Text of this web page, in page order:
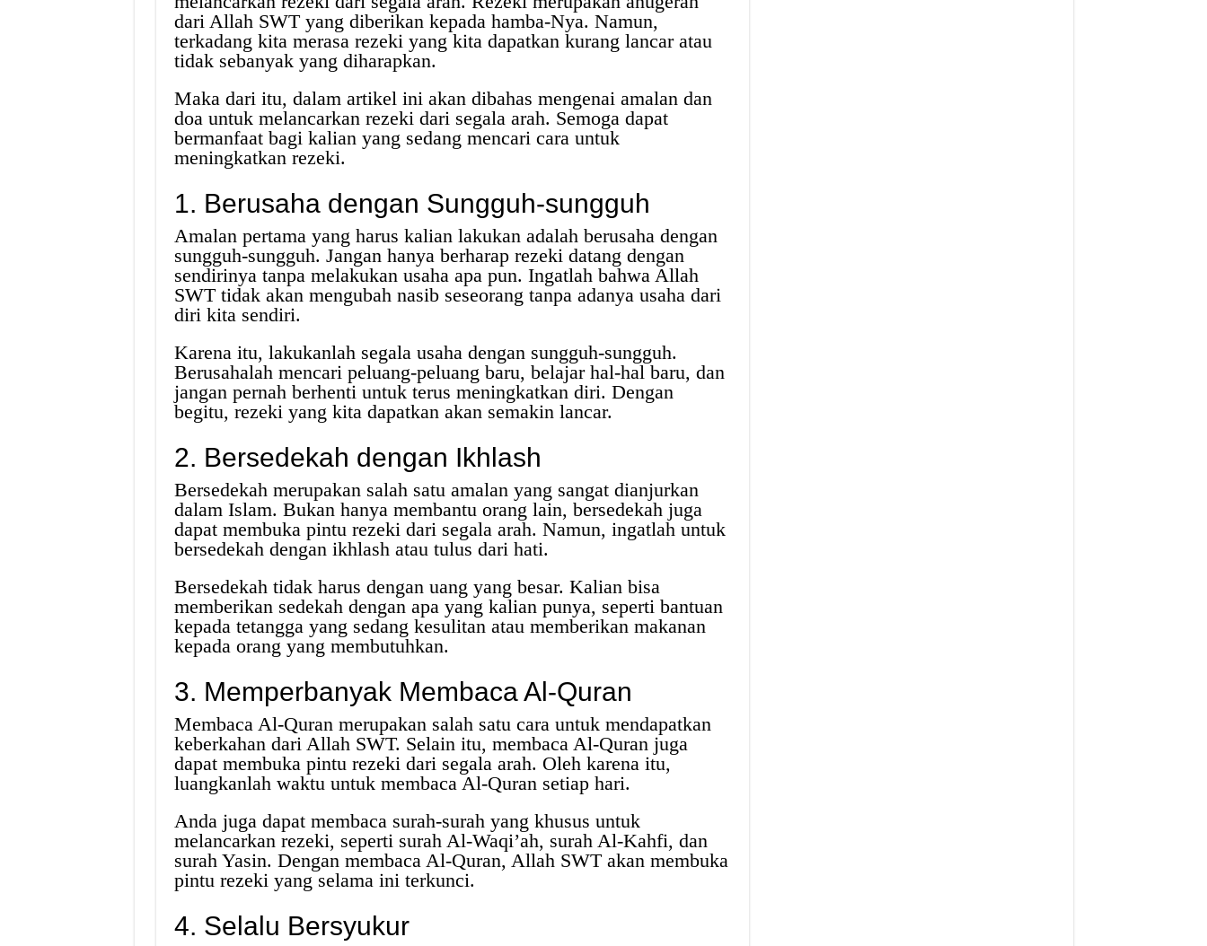
dari Allah SWT yang diberikan kepada hamba-Nya. Namun,
terkadang kita merasa rezeki yang kita dapatkan kurang lancar atau
tidak sebanyak yang diharapkan.
Maka dari itu, dalam artikel ini akan dibahas mengenai amalan dan
doa untuk melancarkan rezeki dari segala arah. Semoga dapat
bermanfaat bagi kalian yang sedang mencari cara untuk
meningkatkan rezeki.
1. Berusaha dengan Sungguh-sungguh
Amalan pertama yang harus kalian lakukan adalah berusaha dengan
sungguh-sungguh. Jangan hanya berharap rezeki datang dengan
sendirinya tanpa melakukan usaha apa pun. Ingatlah bahwa Allah
SWT tidak akan mengubah nasib seseorang tanpa adanya usaha dari
diri kita sendiri.
Karena itu, lakukanlah segala usaha dengan sungguh-sungguh.
Berusahalah mencari peluang-peluang baru, belajar hal-hal baru, dan
jangan pernah berhenti untuk terus meningkatkan diri. Dengan
begitu, rezeki yang kita dapatkan akan semakin lancar.
2. Bersedekah dengan Ikhlash
Bersedekah merupakan salah satu amalan yang sangat dianjurkan
dalam Islam. Bukan hanya membantu orang lain, bersedekah juga
dapat membuka pintu rezeki dari segala arah. Namun, ingatlah untuk
bersedekah dengan ikhlash atau tulus dari hati.
Bersedekah tidak harus dengan uang yang besar. Kalian bisa
memberikan sedekah dengan apa yang kalian punya, seperti bantuan
kepada tetangga yang sedang kesulitan atau memberikan makanan
kepada orang yang membutuhkan.
3. Memperbanyak Membaca Al-Quran
Membaca Al-Quran merupakan salah satu cara untuk mendapatkan
keberkahan dari Allah SWT. Selain itu, membaca Al-Quran juga
dapat membuka pintu rezeki dari segala arah. Oleh karena itu,
luangkanlah waktu untuk membaca Al-Quran setiap hari.
Anda juga dapat membaca surah-surah yang khusus untuk
melancarkan rezeki, seperti surah Al-Waqi’ah, surah Al-Kahfi, dan
surah Yasin. Dengan membaca Al-Quran, Allah SWT akan membuka
pintu rezeki yang selama ini terkunci.
4. Selalu Bersyukur